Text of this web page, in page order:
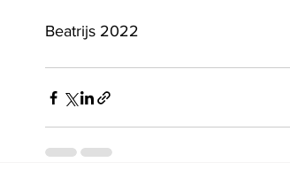
Beatrijs 2022